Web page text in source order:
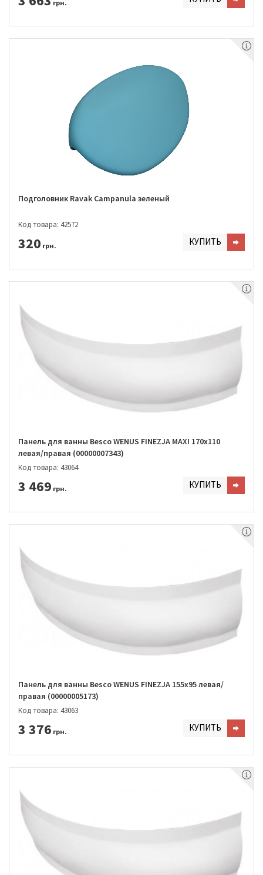
грн.
Подголовник Ravak Campanula зеленый
Код товара: 42572
320 грн. КУПИТЬ
Панель для ванны Besco WENUS FINEZJA MAXI 170х110
левая/правая (00000007343)
Код товара: 43064
3 469 грн. КУПИТЬ
Панель для ванны Besco WENUS FINEZJA 155х95 левая/
правая (00000005173)
Код товара: 43063
3 376 грн. КУПИТЬ